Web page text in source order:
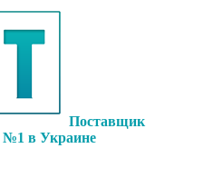
Поставщик
№1 в Украине